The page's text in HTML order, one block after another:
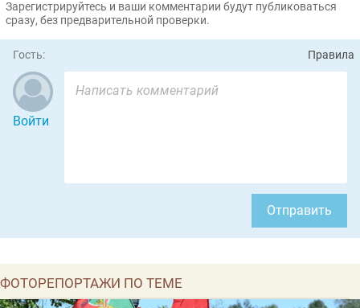
Зарегистрируйтесь и ваши комментарии будут публиковаться
сразу, без предварительной проверки.
Гость: Правила
Войти
Отправить
ФОТОРЕПОРТАЖИ ПО ТЕМЕ